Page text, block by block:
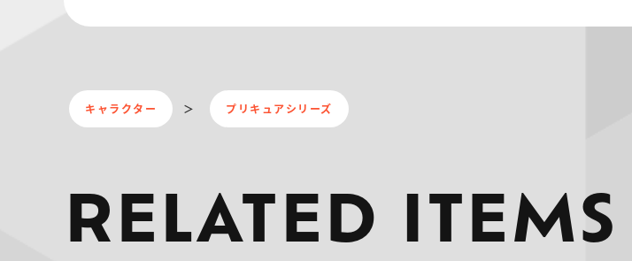
キャラクター プリキュアシリーズ
RELATED ITEMS